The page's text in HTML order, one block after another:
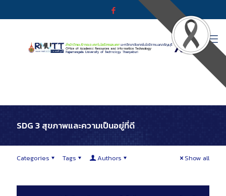
SDG 3 สุขภาพและความเป็นอยู่ที่ดี
Categories Tags Authors Show all